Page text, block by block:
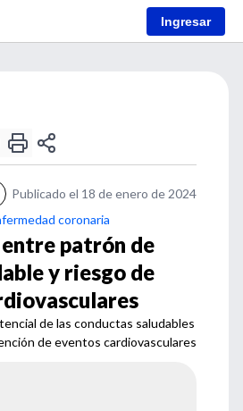
Ingresar
Publicado el 18 de enero de 2024
coronaria
patrón de
y riesgo de
de las conductas saludables
de eventos cardiovasculares